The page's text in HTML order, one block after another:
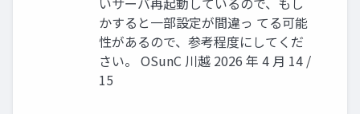
かすると一部設定が間違っ てる可能
性があるので、参考程度にしてくだ
さい。 OSunC 川越 2026 年 4 月 14 /
15